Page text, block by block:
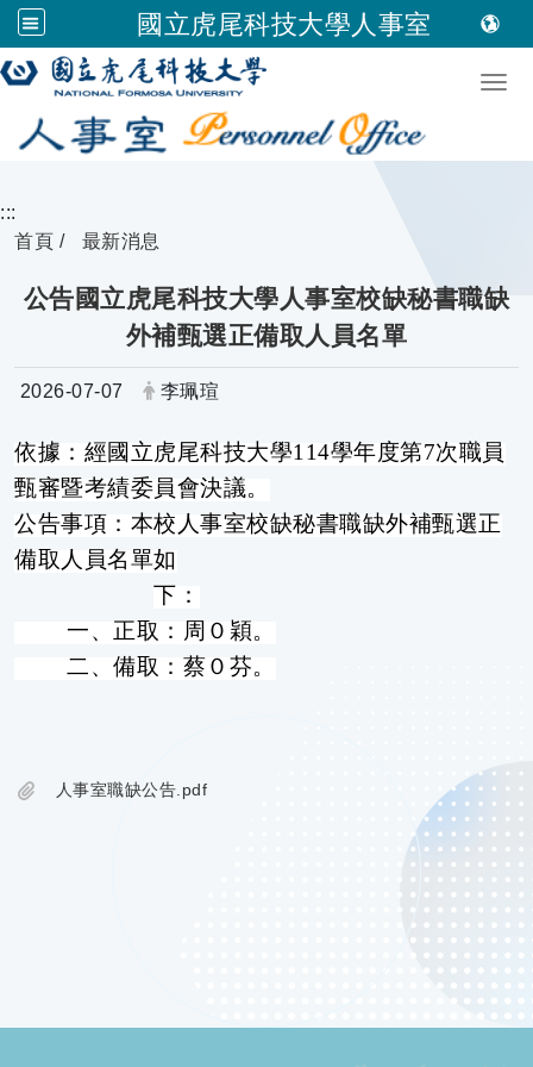
國立虎尾科技大學人事室
跳到主要內容
:::
首頁
最新消息
公告國立虎尾科技大學人事室校缺秘書職缺
外補甄選正備取人員名單
日期：
2026-07-07 發布者：
李珮瑄
依據：經國立虎尾科技大學114學年度第7次職員
甄審暨考績委員會決議。
公告事項：本校人事室校缺秘書職缺外補甄選正
備取人員名單如
下：
一、正取：周０穎。
二、備取：蔡０芬。
人事室職缺公告.pdf